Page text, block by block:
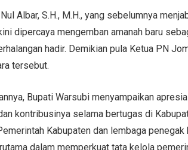
Albar, S.H., M.H., yang sebelumnya
dipercaya mengemban amanah baru
hadir. Demikian pula Ketua PN
tersebut.
Bupati Warsubi menyampaikan
kontribusinya selama bertugas di
Kabupaten dan lembaga
dalam memperkuat tata kelola